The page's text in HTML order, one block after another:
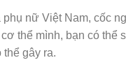
nữ Việt Nam, cốc
thể mình, bạn có thể
thể gây ra.